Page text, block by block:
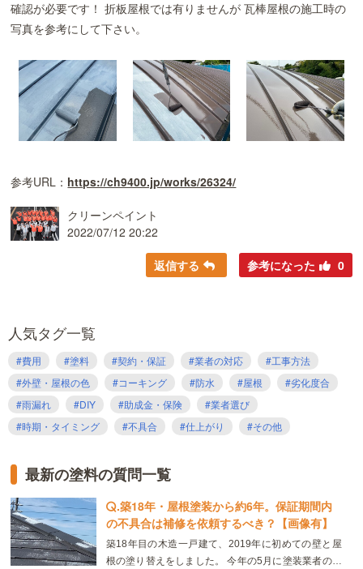
確認が必要です！ 折板屋根では有りませんが 瓦棒屋根の施工時の
写真を参考にして下さい。
参考URL： https://ch9400.jp/works/26324/
クリーンペイント
2022/07/12 20:22
返信する 参考になった 0
人気タグ一覧
#費用 #塗料 #契約・保証 #業者の対応
#工事方法
#外壁・屋根の色
#コーキング #防水 #屋根
#劣化度合
#雨漏れ
#DIY #助成金・保険
#業者選び
#時期・タイミング
#不具合 #仕上がり #その他
最新の塗料の質問一覧
.築18年・屋根塗装から約6年。保証期間内
の不具合は補修を依頼するべき？【画像有】
築18年目の木造一戸建て、2019年に初めての壁と屋
根の塗り替えをしました。 今年の5月に塗装業者の委